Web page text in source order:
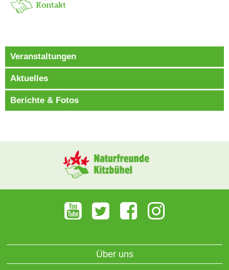
Kontakt
Veranstaltungen
Aktuelles
Berichte & Fotos
Über uns